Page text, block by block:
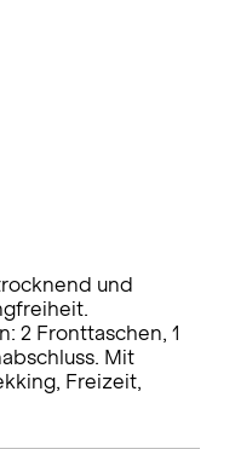
und
2 Fronttaschen, 1
Mit
Freizeit,